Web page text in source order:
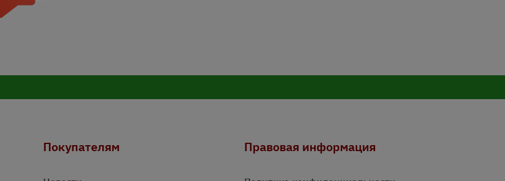
Покупателям Правовая информация